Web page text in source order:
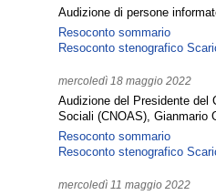
Audizione di persone
Resoconto sommario
Resoconto stenografico
mercoledì 18 maggio 2022
Audizione del Presidente del
Sociali (CNOAS), Gianmario
Resoconto sommario
Resoconto stenografico
mercoledì 11 maggio 2022